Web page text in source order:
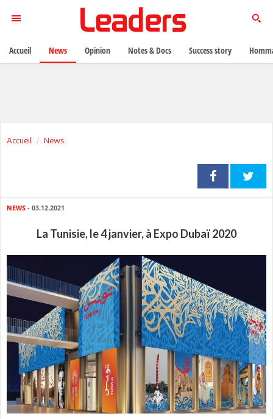
Accueil News
NEWS - 03.12.2021
La Tunisie, le 4 janvier, à Expo Dubaï 2020
Accueil News Opinion Notes & Docs Success story